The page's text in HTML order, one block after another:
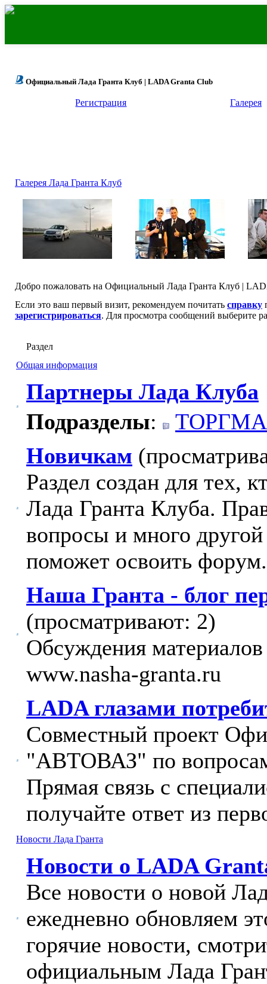
Официальный Лада Гранта Клуб | LADA Granta Club
Регистрация Галерея
Галерея Лада Гранта Клуб
Добро пожаловать на Официальный Лада Гранта Клуб |
Если это ваш первый визит, рекомендуем почитать справку
зарегистрироваться. Для просмотра сообщений выберите
Раздел
Общая информация
Партнеры Лада Клуба
Подразделы:
Новичкам
Раздел создан для тех,
Лада Гранта Клуба.
вопросы и много
поможет освоить форум.
Наша Гранта - блог
(просматривают: 2)
Обсуждения
www.nasha-granta.ru
LADA глазами
Совместный проект
"АВТОВАЗ" по
Прямая связь с
получайте ответ из
Новости Лада Гранта
Новости о LADA
Все новости о новой
ежедневно обновляем
горячие новости,
официальным Лада